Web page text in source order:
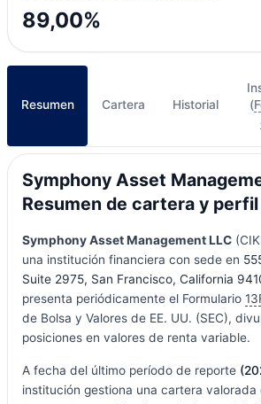
89,00%
Resumen Cartera Historial
(
Symphony Asset
Resumen de cartera y
Symphony Asset Management LLC
una institución financiera con sede en
Suite 2975, San Francisco, California
presenta periódicamente el Formulario
de Bolsa y Valores de EE. UU. (SEC),
posiciones en valores de renta variable.
A fecha del último período de reporte
institución gestiona una cartera valorada